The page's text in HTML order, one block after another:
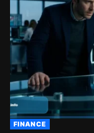
FINANCE